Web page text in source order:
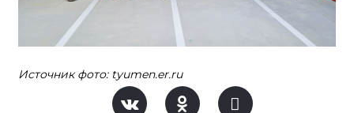
Источник фото: tyumen.er.ru